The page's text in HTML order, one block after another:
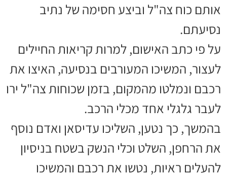
אותם כוח צה"ל וביצע חסימה של נתיב
נסיעתם.
על פי כתב האישום, למרות קריאות החיילים
לעצור, המשיכו המעורבים בנסיעה, האיצו את
רכבם ונמלטו מהמקום, בזמן שכוחות צה"ל ירו
לעבר גלגלי אחד מכלי הרכב.
בהמשך, כך נטען, השליכו עדיסאן ואדם נוסף
את הרחפן, השלט וכלי הנשק בשטח בניסיון
להעלים ראיות, נטשו את רכבם והמשיכו